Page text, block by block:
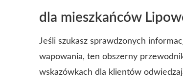
dla mieszkańców
Jeśli szukasz sprawdzonych
wapowania, ten obszerny
wskazówkach dla klientów